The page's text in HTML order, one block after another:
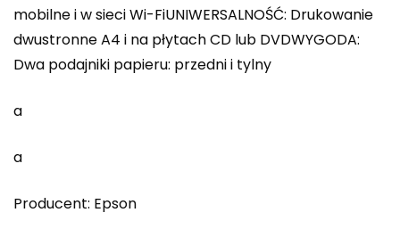
mobilne i w sieci Wi-FiUNIWERSALNOŚĆ: Drukowanie
dwustronne A4 i na płytach CD lub DVDWYGODA:
Dwa podajniki papieru: przedni i tylny
a
a
Producent: Epson